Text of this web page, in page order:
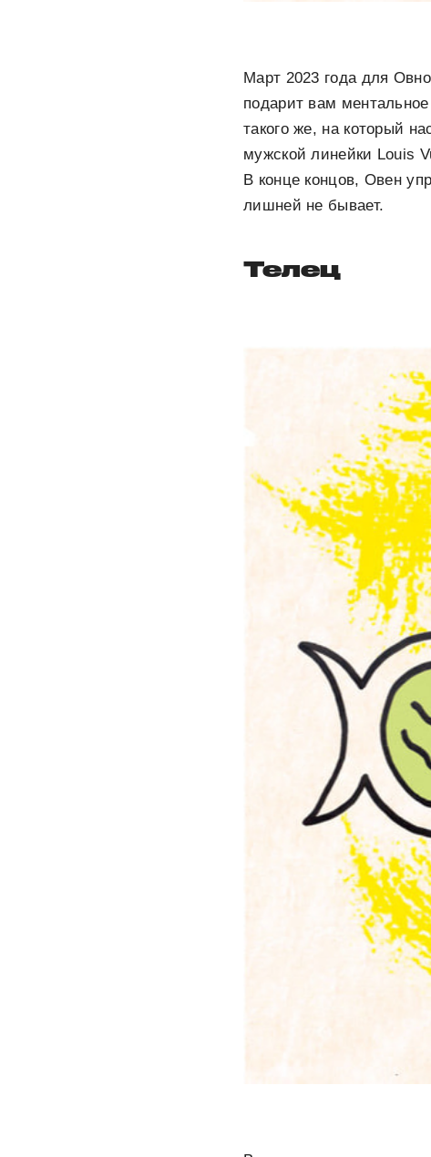
Март 2023 года для
подарит вам
такого же, на который
мужской линейки Louis
В конце концов, Овен
лишней не бывает.
Телец